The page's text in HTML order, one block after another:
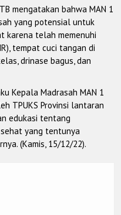
mengatakan bahwa MAN 1
yang potensial untuk
karena telah memenuhi
tempat cuci tangan di
drinase bagus, dan
Kepala Madrasah MAN 1
TPUKS Provinsi lantaran
edukasi tentang
yang tentunya
(Kamis, 15/12/22).